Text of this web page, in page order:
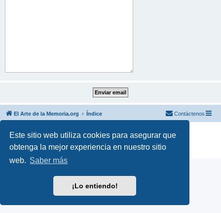
Este sitio web utiliza cookies para asegurar que
obtenga la mejor experiencia en nuestro sitio
web. Saber más
¡Lo entiendo!
El Arte de la Memoria.org Índice Contáctenos
Desarrollado por phpBB ® Forum Software © phpBB Limited
Traducción al español por
phpBB España
Privacidad|Condiciones